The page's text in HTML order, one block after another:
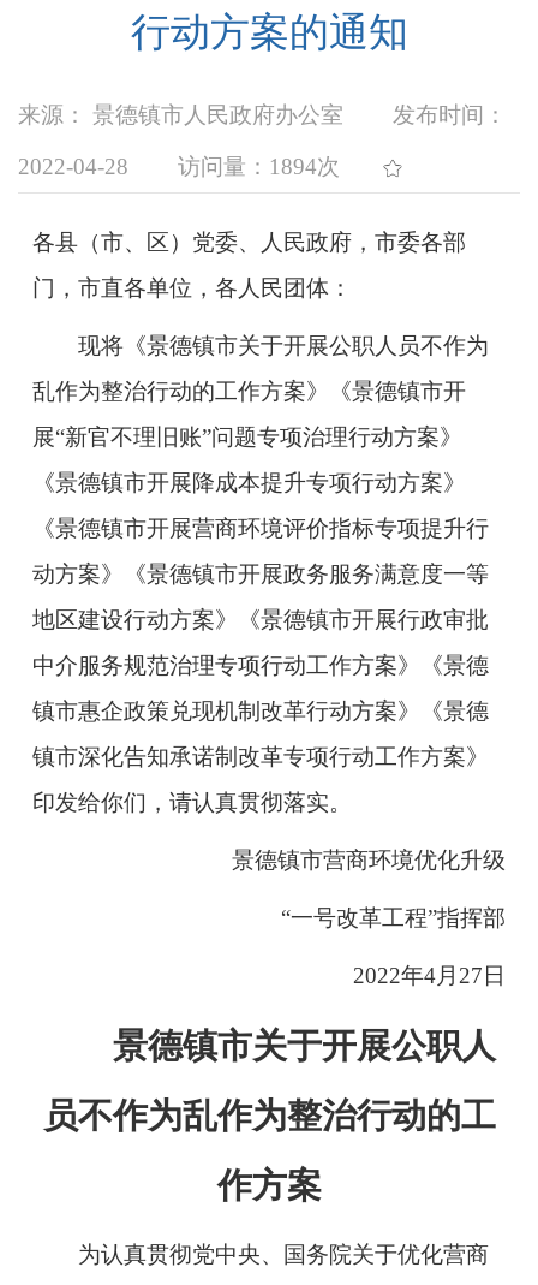
行动方案的通知
来源： 景德镇市人民政府办公室 发布时间：
2022-04-28 访问量： 1894次
各县（市、区）党委、人民政府，市委各部
门，市直各单位，各人民团体：
现将《景德镇市关于开展公职人员不作为
乱作为整治行动的工作方案》
《景德镇市开
展“新官不理旧账”问题专项治理行动方案》
《景德镇市开展降成本提升专项行动方案》
《景德镇市开展营商环境评价指标专项提升行
动方案》《景德镇市开展政务服务满意度一等
地区建设行动方案》《景德镇市开展行政审批
中介服务规范治理专项行动工作方案》《景德
镇市惠企政策兑现机制改革行动方案》《景德
镇市深化告知承诺制改革专项行动工作方案》
印发给你们，请认真贯彻落实。
景德镇市营商环境优化升级
“一号改革工程”指挥部
2022年4月27 日
景德镇市关于开展公职人
员不作为乱作为整治行动的工
作方案
为认真贯彻党中央、国务院关于优化营商